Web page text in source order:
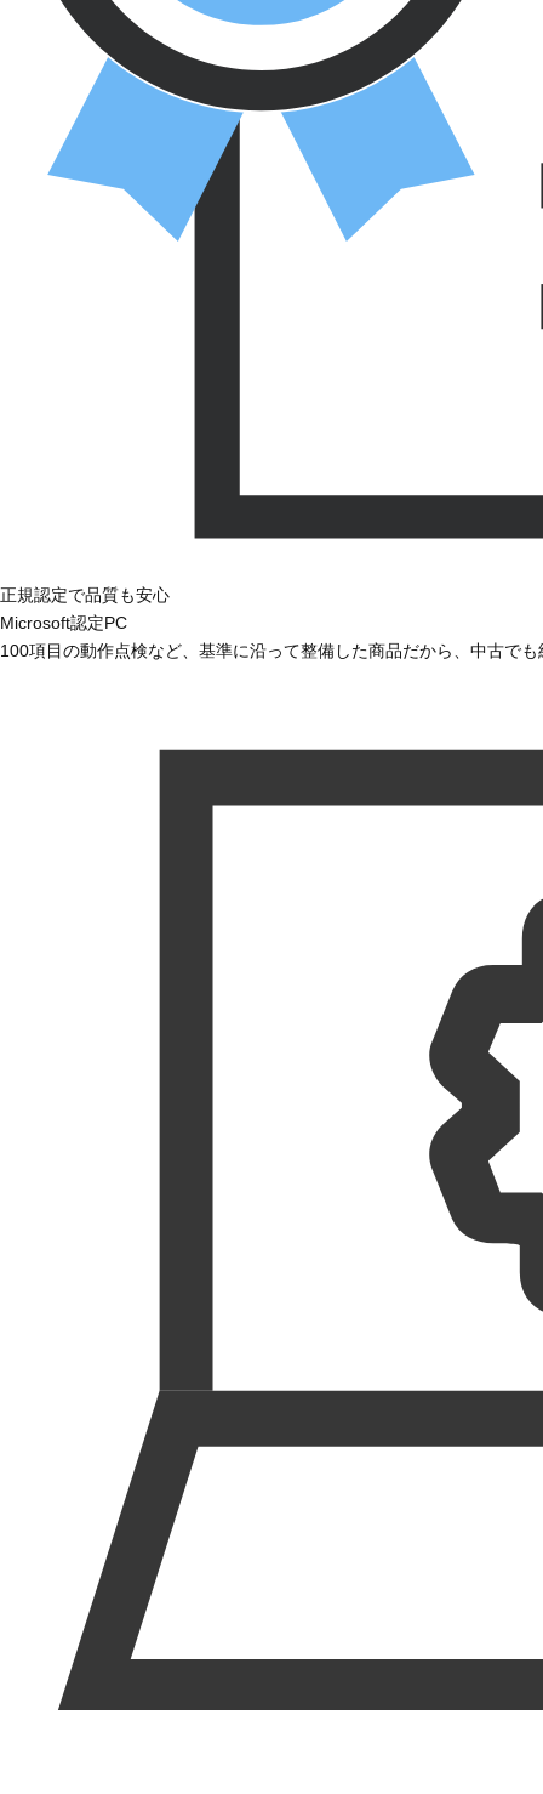
正規認定で品質も安心
Microsoft認定PC
100項目の動作点検など、基準に沿って整備した商品だから、中古で